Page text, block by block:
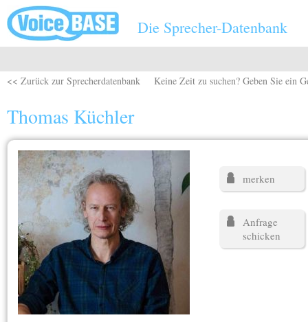
Direkt zum Inhalt
Die Sprecher-Datenbank
<< Zurück zur Sprecherdatenbank Keine Zeit zu suchen? Geben Sie ein
Thomas Küchler
merken
Anfrage
schicken